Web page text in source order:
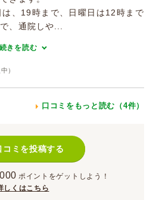
は、19時まで、日曜日は12時まで
、通院しや...
続きを読む
中）
口コミをもっと読む（4件）
コミを投稿する
ポイント をゲットしよう！
しくはこちら